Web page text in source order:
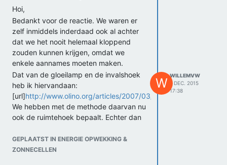
Hoi,
Bedankt voor de reactie. We waren er
zelf inmiddels inderdaad ook al achter
dat we het nooit helemaal kloppend
zouden kunnen krijgen, omdat we
enkele aannames moeten maken.
Dat van de gloeilamp en de invalshoek
heb ik hiervandaan:
[url]http://www.olino.org/articles/2007/03/07/
We hebben met de methode daarvan nu
ook de ruimtehoek bepaalt. Echter dan
oppervlakte die je nodig hebt om van
lux naar lumen te rekenen. Bij die
GEPLAATST IN ENERGIE OPWEKKING &
ZONNECELLEN
W WILLEMVW
1 DEC. 2015
17:38